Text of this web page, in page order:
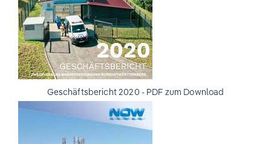
Geschäftsbericht 2020 - PDF zum Download